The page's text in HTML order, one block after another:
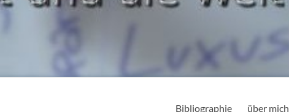
Bibliographie über mich